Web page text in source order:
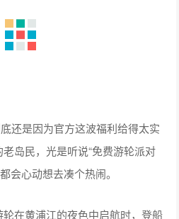
还是因为官方这波福利给得太实
岛民，光是听说“免费游轮派对
会心动想去凑个热闹。
轮在黄浦江的夜色中启航时，登船